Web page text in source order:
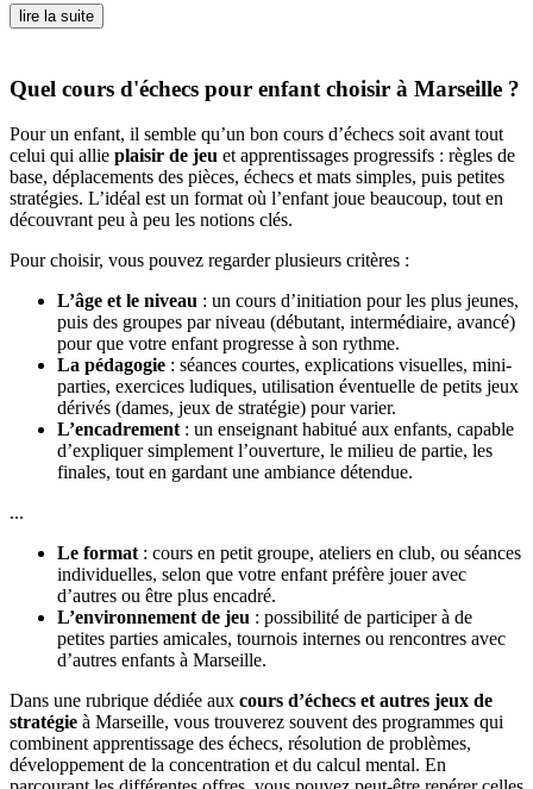
lire la suite
Quel cours d'échecs pour enfant choisir à Marseille ?
Pour un enfant, il semble qu’un bon cours d’échecs soit avant tout
celui qui allie plaisir de jeu et apprentissages progressifs : règles de
base, déplacements des pièces, échecs et mats simples, puis petites
stratégies. L’idéal est un format où l’enfant joue beaucoup, tout en
découvrant peu à peu les notions clés.
Pour choisir, vous pouvez regarder plusieurs critères :
L’âge et le niveau : un cours d’initiation pour les plus jeunes,
puis des groupes par niveau (débutant, intermédiaire, avancé)
pour que votre enfant progresse à son rythme.
La pédagogie : séances courtes, explications visuelles, mini-
parties, exercices ludiques, utilisation éventuelle de petits jeux
dérivés (dames, jeux de stratégie) pour varier.
L’encadrement : un enseignant habitué aux enfants, capable
d’expliquer simplement l’ouverture, le milieu de partie, les
finales, tout en gardant une ambiance détendue.
...
Le format : cours en petit groupe, ateliers en club, ou séances
individuelles, selon que votre enfant préfère jouer avec
d’autres ou être plus encadré.
L’environnement de jeu : possibilité de participer à de
petites parties amicales, tournois internes ou rencontres avec
d’autres enfants à Marseille.
Dans une rubrique dédiée aux cours d’échecs et autres jeux de
stratégie à Marseille, vous trouverez souvent des programmes qui
combinent apprentissage des échecs, résolution de problèmes,
développement de la concentration et du calcul mental. En